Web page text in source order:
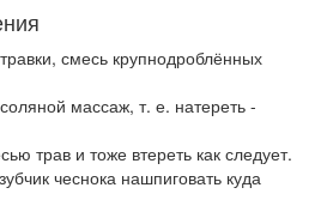
смесь крупнодроблённых
массаж, т. е. натереть -
трав и тоже втереть как следует.
чеснока нашпиговать куда